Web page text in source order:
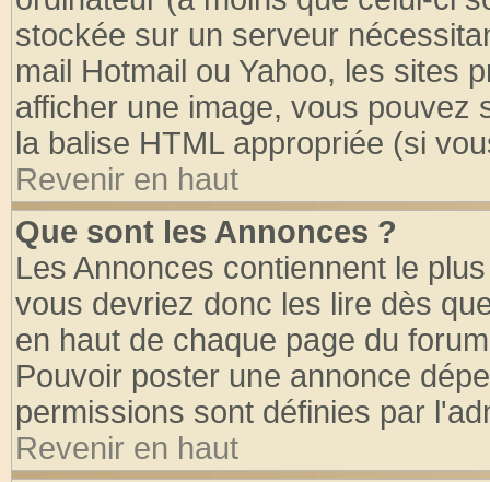
stockée sur un serveur
mail Hotmail ou Yahoo, les sites
afficher une image, vous pouvez
la balise HTML appropriée (si
Revenir en haut
Que sont les Annonces ?
Les Annonces contiennent le
vous devriez donc les lire dès
en haut de chaque page du
Pouvoir poster une annonce
permissions sont définies par
Revenir en haut